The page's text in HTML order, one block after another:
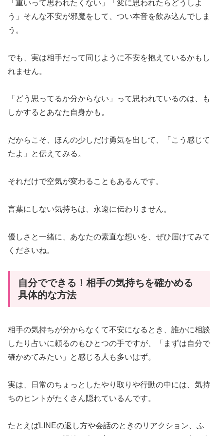
「重いって思われたくない」「変に思われたらどうしよ
う」そんな不安が邪魔をして、つい本音を飲み込んでしま
う。
でも、実は相手だって同じように不安を抱えているかもし
れません。
「どう思ってるか分からない」って思われているのは、も
しかするとあなた自身かも。
だからこそ、ほんの少しだけ勇気を出して、「こう感じて
たよ」と伝えてみる。
それだけで空気が変わることもあるんです。
言葉にしない気持ちは、永遠に伝わりません。
優しさと一緒に、あなたの素直な想いを、ぜひ届けてみて
くださいね。
自分でできる！相手の気持ちを確かめる
具体的な方法
相手の気持ちが分からなくて不安になるとき、誰かに相談
したり占いに頼るのもひとつの手ですが、「まずは自分で
確かめてみたい」と感じる人も多いはず。
実は、日常のちょっとしたやり取りや行動の中には、気持
ちのヒントがたくさん隠れているんです。
たとえばLINEの返し方や会話のときのリアクション、ふ